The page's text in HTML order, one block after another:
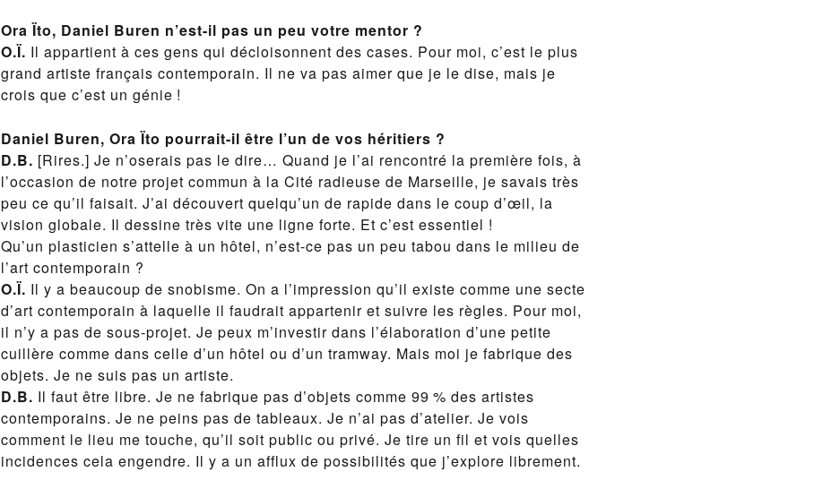
Ora Ïto, Daniel Buren n’est-il pas un peu votre mentor ?
O.Ï. Il appartient à ces gens qui décloisonnent des cases. Pour moi, c’est le plus
grand artiste français contemporain. Il ne va pas aimer que je le dise, mais je
crois que c’est un génie !
Daniel Buren, Ora Ïto pourrait-il être l’un de vos héritiers ?
D.B. [Rires.] Je n’oserais pas le dire… Quand je l’ai rencontré la première fois, à
l’occasion de notre projet commun à la Cité radieuse de Marseille, je savais très
peu ce qu’il faisait. J’ai découvert quelqu’un de rapide dans le coup d’œil, la
vision globale. Il dessine très vite une ligne forte. Et c’est essentiel !
Qu’un plasticien s’attelle à un hôtel, n’est-ce pas un peu tabou dans le milieu de
l’art contemporain ?
O.Ï. Il y a beaucoup de snobisme. On a l’impression qu’il existe comme une secte
d’art contemporain à laquelle il faudrait appartenir et suivre les règles. Pour moi,
il n’y a pas de sous-projet. Je peux m’investir dans l’élaboration d’une petite
cuillère comme dans celle d’un hôtel ou d’un tramway. Mais moi je fabrique des
objets. Je ne suis pas un artiste.
D.B. Il faut être libre. Je ne fabrique pas d’objets comme 99 % des artistes
contemporains. Je ne peins pas de tableaux. Je n’ai pas d’atelier. Je vois
comment le lieu me touche, qu’il soit public ou privé. Je tire un fil et vois quelles
incidences cela engendre. Il y a un afflux de possibilités que j’explore librement.